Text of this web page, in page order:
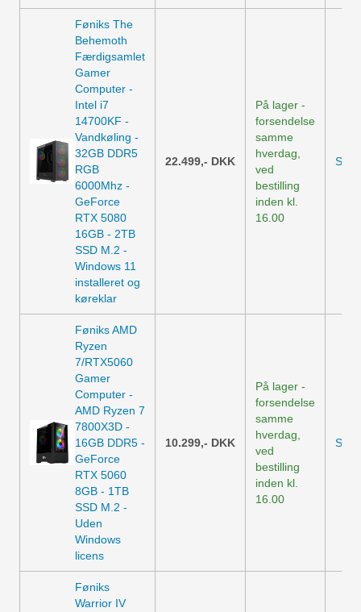
Føniks The
Behemoth
Færdigsamlet
Gamer
Computer -
Intel i7
14700KF -
Vandkøling -
32GB DDR5
RGB
6000Mhz -
GeForce
RTX 5080
16GB - 2TB
SSD M.2 -
Windows 11
installeret og
køreklar
22.499,- DKK
På lager -
forsendelse
samme
hverdag,
ved
bestilling
inden kl.
16.00
Se
Føniks AMD
Ryzen
7/RTX5060
Gamer
Computer -
AMD Ryzen 7
7800X3D -
16GB DDR5 -
GeForce
RTX 5060
8GB - 1TB
SSD M.2 -
Uden
Windows
licens
10.299,- DKK
På lager -
forsendelse
samme
hverdag,
ved
bestilling
inden kl.
16.00
Se
Føniks
Warrior IV